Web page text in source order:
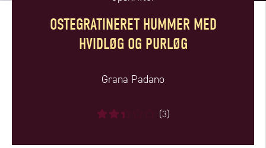
OSTEGRATINERET HUMMER MED
HVIDLØG OG PURLØG
Grana Padano
(3)